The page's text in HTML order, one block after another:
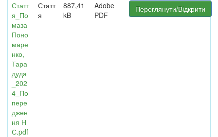
Статт
я_По
маза-
Поно
маре
нко,
Тара
дуда
_202
4_По
пере
джен
ня Н
С.pdf
Статт
я
887,41
kB
Adobe
PDF
Переглянути/Відкрити